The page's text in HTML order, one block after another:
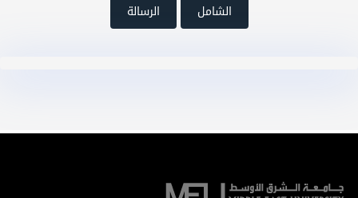
الشامل الرسالة